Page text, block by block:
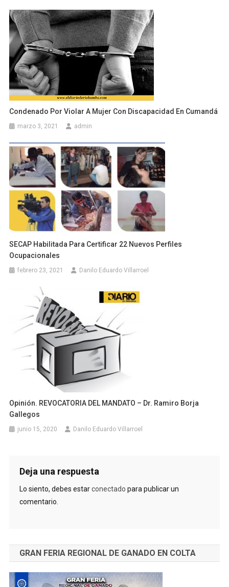
Condenado Por Violar A Mujer Con Discapacidad En Cumandá
marzo 3, 2021 admin
SECAP Habilitada Para Certificar 22 Nuevos Perfiles
Ocupacionales
febrero 23, 2021 Danilo Eduardo Villarroel
Opinión. REVOCATORIA DEL MANDATO – Dr. Ramiro Borja
Gallegos
junio 15, 2020 Danilo Eduardo Villarroel
Deja una respuesta
Lo siento, debes estarconectado para publicar un
comentario.
GRAN FERIA REGIONAL DE GANADO EN COLTA